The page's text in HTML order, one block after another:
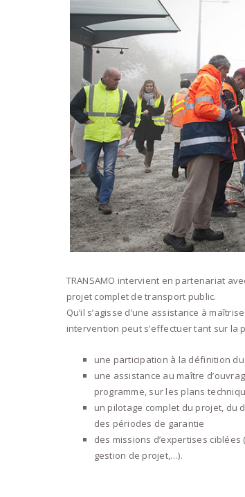
TRANSAMO intervient en partenariat
projet complet de transport public.
Qu’il s’agisse d’une assistance à
intervention peut s’effectuer tant sur la
une participation à la définition
une assistance au maître
programme, sur les plans
un pilotage complet du projet, du
des périodes de garantie
des missions d’expertises
gestion de projet,…).